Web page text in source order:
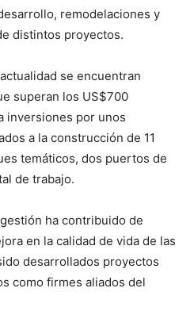
remodelaciones y
distintos proyectos.
se encuentran
superan los US$700
inversiones por unos
a la construcción de 11
temáticos, dos puertos de
de trabajo.
ha contribuido de
en la calidad de vida de las
desarrollados proyectos
como firmes aliados del